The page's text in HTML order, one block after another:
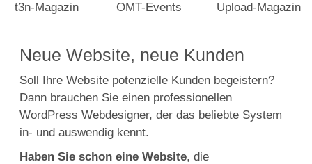
Neue Website, neue Kunden
Soll Ihre Website potenzielle Kunden begeistern?
Dann brauchen Sie einen professionellen
WordPress Webdesigner, der das beliebte System
in- und auswendig kennt.
Haben Sie schon eine Website, die
t3n-Magazin OMT-Events Upload-Magazin